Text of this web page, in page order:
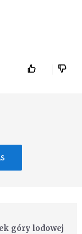
góry lodowej